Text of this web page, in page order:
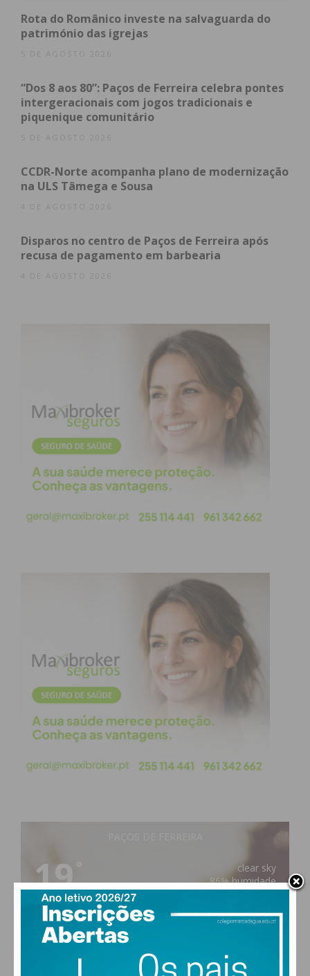
Subscreva a newsletter do
Imediato
obtenha de forma regular a informação
atualizada.
Rota do Românico investe na salvaguarda do
património das igrejas
5 DE AGOSTO 2026
“Dos 8 aos 80”: Paços de Ferreira celebra pontes
intergeracionais com jogos tradicionais e
piquenique comunitário
5 DE AGOSTO 2026
CCDR-Norte acompanha plano de modernização
na ULS Tâmega e Sousa
4 DE AGOSTO 2026
Disparos no centro de Paços de Ferreira após
recusa de pagamento em barbearia
4 DE AGOSTO 2026
19
clear sky
86% humidade
29° 28